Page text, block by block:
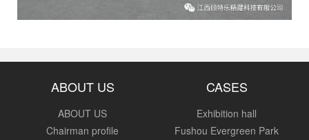
ABOUT US
ABOUT US
Chairman profile
CASES
Exhibition hall
Fushou Evergreen Park